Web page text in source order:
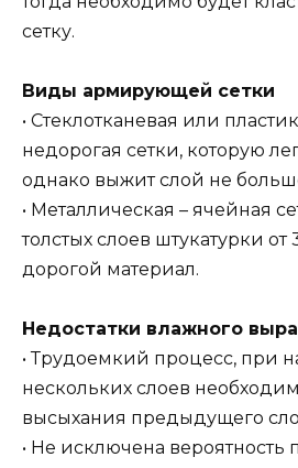
сетку.
Виды армирующей сетки
• Стеклотканевая или
недорогая сетки, которую
однако выжит слой не
• Металлическая – ячейная
толстых слоев штукатурки
дорогой материал.
Недостатки влажного
• Трудоемкий процесс, при
нескольких слоев
высыхания предыдущего
• Не исключена вероятность